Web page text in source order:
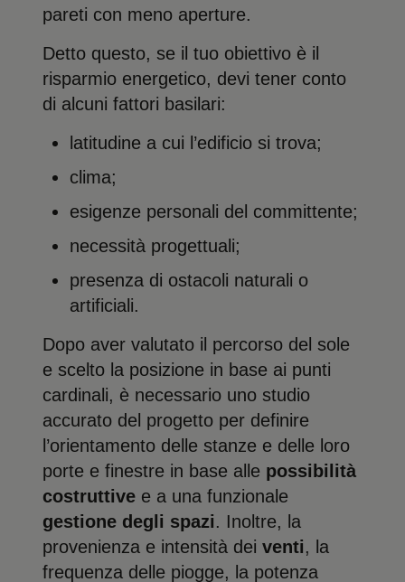
pareti con meno aperture.
Detto questo, se il tuo obiettivo è il
risparmio energetico, devi tener conto
di alcuni fattori basilari:
latitudine a cui l’edificio si trova;
clima;
esigenze personali del committente;
necessità progettuali;
presenza di ostacoli naturali o
artificiali.
Dopo aver valutato il percorso del sole
e scelto la posizione in base ai punti
cardinali, è necessario uno studio
accurato del progetto per definire
l’orientamento delle stanze e delle loro
porte e finestre in base alle possibilità
costruttivee a una funzionale
gestione degli spazi. Inoltre, la
provenienza e intensità dei venti, la
frequenza delle piogge, la potenza